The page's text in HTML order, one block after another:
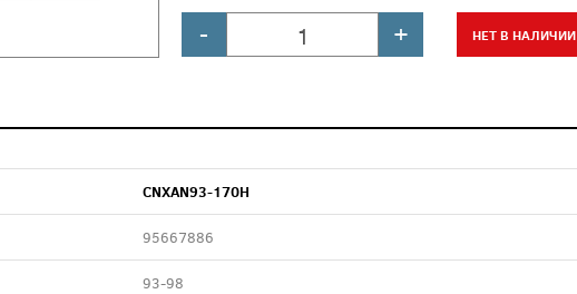
- + НЕТ В НАЛИЧИИ
CNXAN93-170H
95667886
93-98